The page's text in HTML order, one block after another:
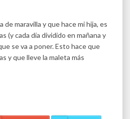
de maravilla y que hace mi hija, es
(y cada día dividido en mañana y
se va a poner. Esto hace que
y que lleve la maleta más